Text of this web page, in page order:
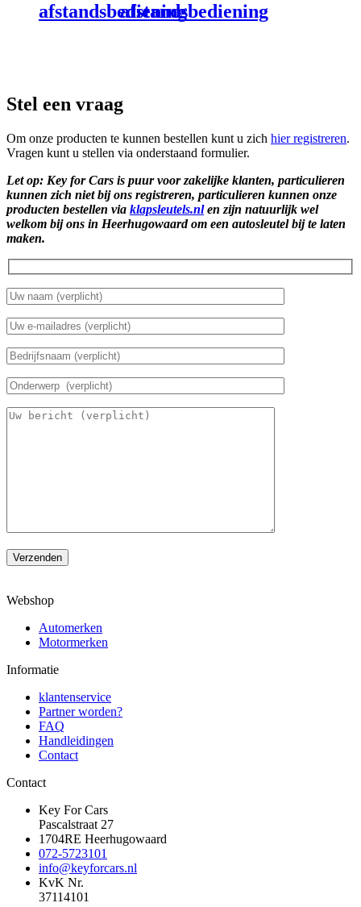
afstandsbedieningafstandsbediening
Stel een vraag
Om onze producten te kunnen bestellen kunt u zich hier registreren.
Vragen kunt u stellen via onderstaand formulier.
Let op: Key for Cars is puur voor zakelijke klanten, particulieren
kunnen zich niet bij ons registreren, particulieren kunnen onze
producten bestellen via klapsleutels.nlen zijn natuurlijk wel
welkom bij ons in Heerhugowaard om een autosleutel bij te laten
maken.
Verzenden
Webshop
Automerken
Motormerken
Informatie
klantenservice
Partner worden?
FAQ
Handleidingen
Contact
Contact
Key For Cars
Pascalstraat 27
1704RE Heerhugowaard
072-5723101
info@keyforcars.nl
KvK Nr.
37114101